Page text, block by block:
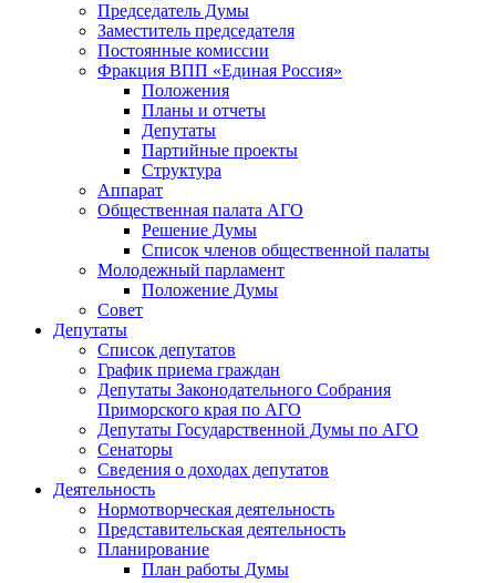
Председатель Думы
Заместитель председателя
Постоянные комиссии
Фракция ВПП «Единая Россия»
Положения
Планы и отчеты
Депутаты
Партийные проекты
Структура
Аппарат
Общественная палата АГО
Решение Думы
Список членов общественной палаты
Молодежный парламент
Положение Думы
Совет
Депутаты
Список депутатов
График приема граждан
Депутаты Законодательного Собрания
Приморского края по АГО
Депутаты Государственной Думы по АГО
Сенаторы
Сведения о доходах депутатов
Деятельность
Нормотворческая деятельность
Представительская деятельность
Планирование
План работы Думы